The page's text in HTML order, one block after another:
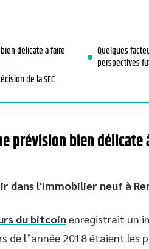
délicate à faire
de la SEC
Quelques
perspectives
prévision bien délicate
dans l'immobilier neuf à
du bitcoinenregistrait un
de l’année 2018 étaient les